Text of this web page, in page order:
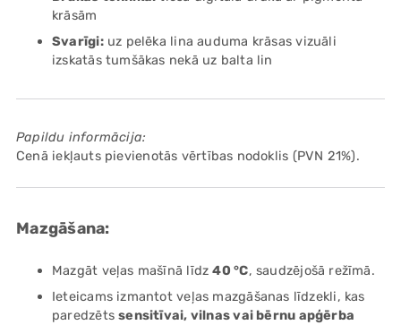
krāsām
Svarīgi:uz pelēka lina auduma krāsas vizuāli
izskatās tumšākas nekā uz balta lin
Papildu informācija:
Cenā iekļauts pievienotās vērtības nodoklis (PVN 21%).
Mazgāšana:
Mazgāt veļas mašīnā līdz40 °C, saudzējošā režīmā.
Ieteicams izmantot veļas mazgāšanas līdzekli, kas
paredzētssensitīvai, vilnas vai bērnu apģērba